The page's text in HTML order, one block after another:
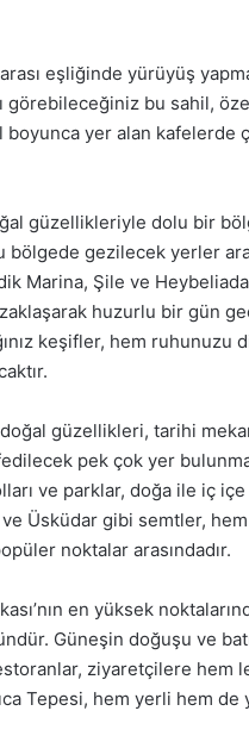
eşliğinde yürüyüş
görebileceğiniz bu sahil,
yer alan kafelerde
güzellikleriyle dolu bir
bölgede gezilecek yerler
Marina, Şile ve
huzurlu bir gün
keşifler, hem
doğal güzellikleri, tarihi
pek çok yer
ve parklar, doğa ile iç
ve Üsküdar gibi semtler,
noktalar arasındadır.
en yüksek
Güneşin doğuşu ve
ziyaretçilere hem
Tepesi, hem yerli hem